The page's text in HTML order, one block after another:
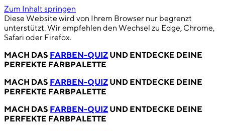
Zum Inhalt springen
Diese Website wird von Ihrem Browser nur begrenzt
unterstützt. Wir empfehlen den Wechsel zu Edge, Chrome,
Safari oder Firefox.
MACH DAS FARBEN-QUIZ UND ENTDECKE DEINE
PERFEKTE FARBPALETTE
MACH DAS FARBEN-QUIZ UND ENTDECKE DEINE
PERFEKTE FARBPALETTE
MACH DAS FARBEN-QUIZ UND ENTDECKE DEINE
PERFEKTE FARBPALETTE